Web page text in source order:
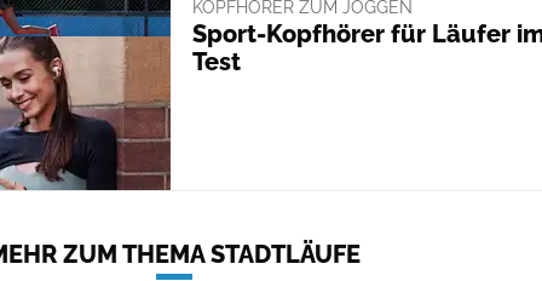
KOPFHÖRER ZUM JOGGEN
Sport-Kopfhörer für Läufer
Test
ZUM THEMA STADTLÄUFE